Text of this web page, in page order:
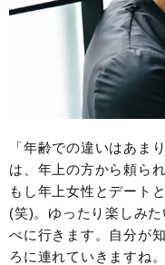
「年齢での違いはあま
は、年上の方から頼ら
もし年上女性とデート
(笑)。ゆったり楽しみ
べに行きます。自分が
ろに連れていきますね。